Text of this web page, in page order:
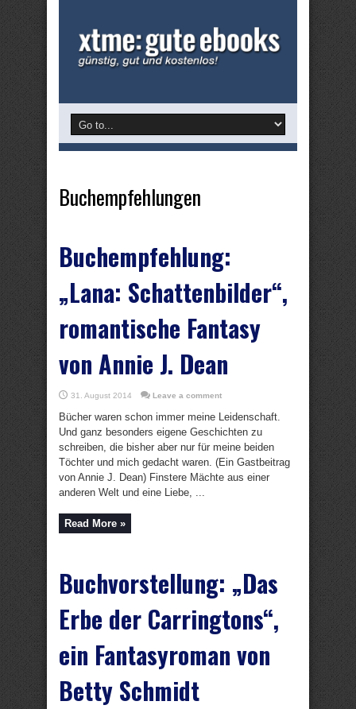
Buchempfehlungen
Buchempfehlung:
„Lana: Schattenbilder“,
romantische Fantasy
von Annie J. Dean
31. August 2014 Leave a comment
Bücher waren schon immer meine Leidenschaft.
Und ganz besonders eigene Geschichten zu
schreiben, die bisher aber nur für meine beiden
Töchter und mich gedacht waren. (Ein Gastbeitrag
von Annie J. Dean) Finstere Mächte aus einer
anderen Welt und eine Liebe, ...
Read More »
Buchvorstellung: „Das
Erbe der Carringtons“,
ein Fantasyroman von
Betty Schmidt